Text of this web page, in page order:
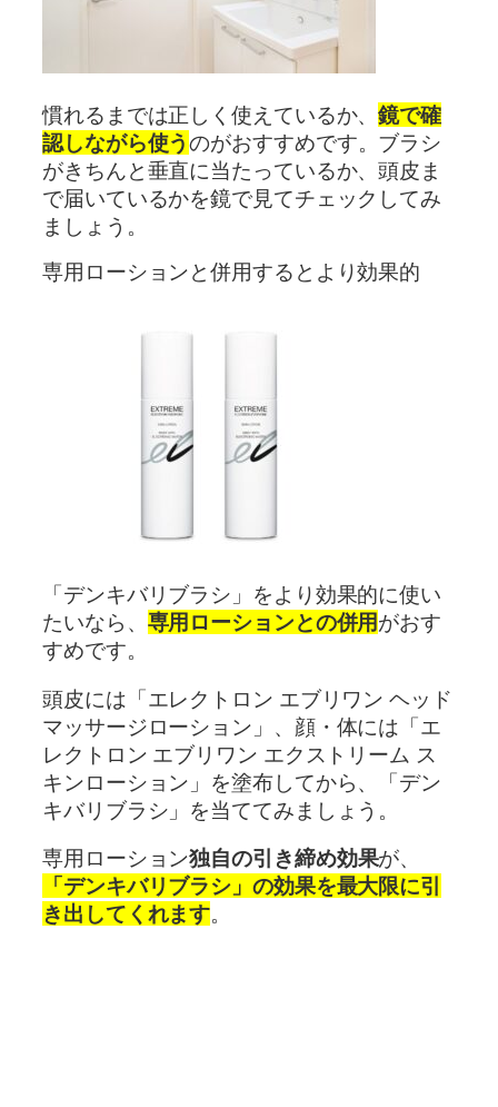
慣れるまでは正しく使えているか、鏡で確
認しながら使うのがおすすめです。ブラシ
がきちんと垂直に当たっているか、頭皮ま
で届いているかを鏡で見てチェックしてみ
ましょう。
専用ローションと併用するとより効果的
「デンキバリブラシ」をより効果的に使い
たいなら、 専用ローションとの併用がおす
すめです。
頭皮には「エレクトロン エブリワン ヘッド
マッサージローション」、顔・体には「エ
レクトロン エブリワン エクストリーム ス
キンローション」を塗布してから、「デン
キバリブラシ」を当ててみましょう。
専用ローション独自の引き締め効果が、
「デンキバリブラシ」の効果を最大限に引
き出してくれます。